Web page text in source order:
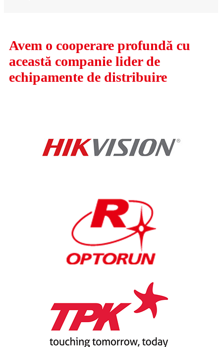
Avem o cooperare profundă cu
această companie lider de
echipamente de distribuire